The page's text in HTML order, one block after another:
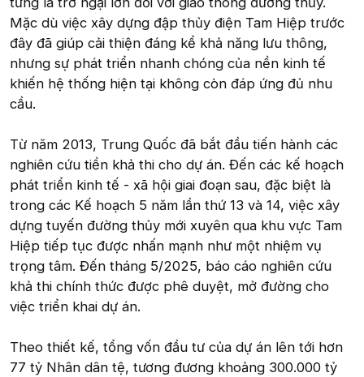
Mặc dù việc xây dựng đập thủy điện Tam Hiệp trước
đây đã giúp cải thiện đáng kể khả năng lưu thông,
nhưng sự phát triển nhanh chóng của nền kinh tế
khiến hệ thống hiện tại không còn đáp ứng đủ nhu
cầu.
Từ năm 2013, Trung Quốc đã bắt đầu tiến hành các
nghiên cứu tiền khả thi cho dự án. Đến các kế hoạch
phát triển kinh tế - xã hội giai đoạn sau, đặc biệt là
trong các Kế hoạch 5 năm lần thứ 13 và 14, việc xây
dựng tuyến đường thủy mới xuyên qua khu vực Tam
Hiệp tiếp tục được nhấn mạnh như một nhiệm vụ
trọng tâm. Đến tháng 5/2025, báo cáo nghiên cứu
khả thi chính thức được phê duyệt, mở đường cho
việc triển khai dự án.
Theo thiết kế, tổng vốn đầu tư của dự án lên tới hơn
77 tỷ Nhân dân tệ, tương đương khoảng 300.000 tỷ